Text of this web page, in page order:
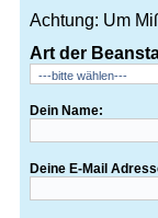
Achtung: Um
Art der
Dein Name:
Deine E-Mail